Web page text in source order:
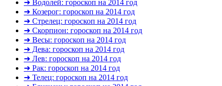
➜ Водолей: гороскоп на 2014 год
➜ Козерог: гороскоп на 2014 год
➜ Стрелец: гороскоп на 2014 год
➜ Скорпион: гороскоп на 2014 год
➜ Весы: гороскоп на 2014 год
➜ Дева: гороскоп на 2014 год
➜ Лев: гороскоп на 2014 год
➜ Рак: гороскоп на 2014 год
➜ Телец: гороскоп на 2014 год